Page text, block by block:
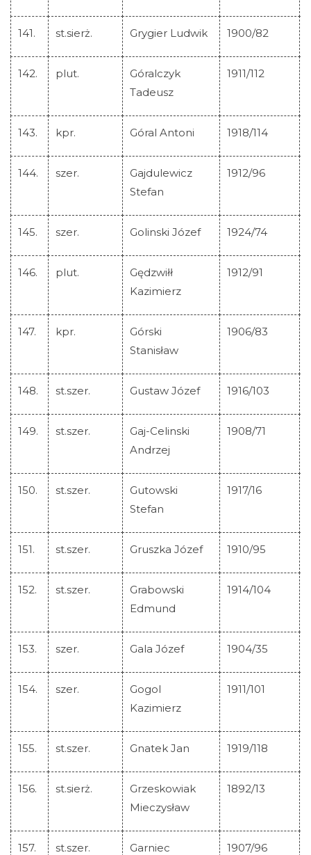
141. st.sierż. Grygier Ludwik 1900/82
142. plut.
Góralczyk
Tadeusz
1911/112
143. kpr. Góral Antoni 1918/114
144. szer.
Gajdulewicz
Stefan
1912/96
145. szer. Golinski Józef 1924/74
146. plut.
Gędzwiłł
Kazimierz
1912/91
147. kpr.
Górski
Stanisław
1906/83
148. st.szer. Gustaw Józef 1916/103
149. st.szer.
Gaj-Celinski
Andrzej
1908/71
150. st.szer.
Gutowski
Stefan
1917/16
151. st.szer. Gruszka Józef 1910/95
152. st.szer.
Grabowski
Edmund
1914/104
153. szer. Gala Józef 1904/35
154. szer.
Gogol
Kazimierz
1911/101
155. st.szer. Gnatek Jan 1919/118
156. st.sierż.
Grzeskowiak
Mieczysław
1892/13
157. st.szer.
Garniec
1907/96